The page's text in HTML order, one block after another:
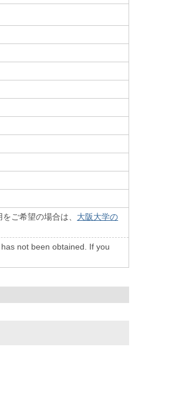
ご希望の場合は、 大阪大学の
not been obtained. If you